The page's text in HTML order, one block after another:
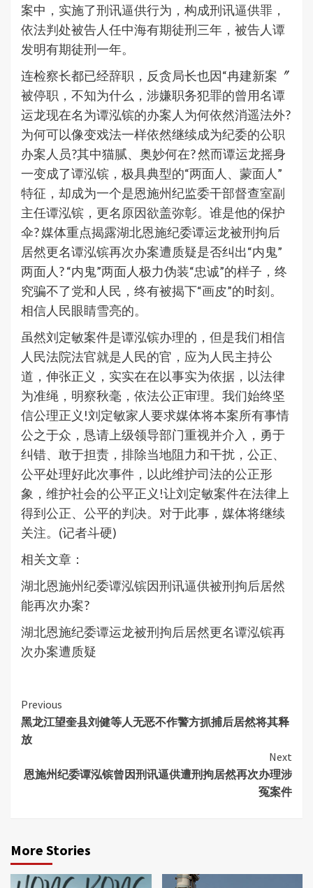
案中，实施了刑讯逼供行为，构成刑讯逼供罪，
依法判处被告人任中海有期徒刑三年，被告人谭
发明有期徒刑一年。
连检察长都已经辞职，反贪局长也因“冉建新案〞
被停职，不知为什么，涉嫌职务犯罪的曾用名谭
运龙现在名为谭泓镔的办案人为何依然消遥法外?
为何可以像变戏法一样依然继续成为纪委的公职
办案人员?其中猫腻、奥妙何在? 然而谭运龙摇身
一变成了谭泓镔，极具典型的“两面人、蒙面人”
特征，却成为一个是恩施州纪监委干部督查室副
主任谭泓镔，更名原因欲盖弥彰。谁是他的保护
伞? 媒体重点揭露湖北恩施纪委谭运龙被刑拘后
居然更名谭泓镔再次办案遭质疑是否纠出“内鬼”
两面人? “内鬼”两面人极力伪装“忠诚”的样子，终
究骗不了党和人民，终有被揭下“画皮”的时刻。
相信人民眼睛雪亮的。
虽然刘定敏案件是谭泓镔办理的，但是我们相信
人民法院法官就是人民的官，应为人民主持公
道，伸张正义，实实在在以事实为依据，以法律
为准绳，明察秋毫，依法公正审理。我们始终坚
信公理正义!刘定敏家人要求媒体将本案所有事情
公之于众，恳请上级领导部门重视并介入，勇于
纠错、敢于担责，排除当地阻力和干扰，公正、
公平处理好此次事件，以此维护司法的公正形
象，维护社会的公平正义!让刘定敏案件在法律上
得到公正、公平的判决。对于此事，媒体将继续
关注。(记者斗硬)
相关文章：
湖北恩施州纪委谭泓镔因刑讯逼供被刑拘后居然
能再次办案?
湖北恩施纪委谭运龙被刑拘后居然更名谭泓镔再
次办案遭质疑
Continue
Reading
Previous
黑龙江望奎县刘健等人无恶不作警方抓捕后居然将其释
放
Next
恩施州纪委谭泓镔曾因刑讯逼供遭刑拘居然再次办理涉
冤案件
More Stories